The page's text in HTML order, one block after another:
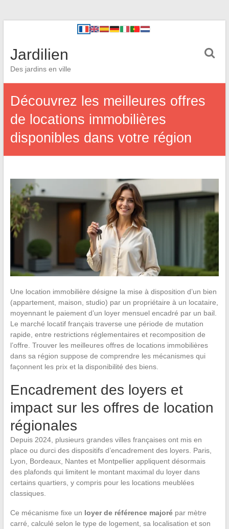
Jardilien
Des jardins en ville
Découvrez les meilleures offres
de locations immobilières
disponibles dans votre région
Une location immobilière désigne la mise à disposition d’un bien
(appartement, maison, studio) par un propriétaire à un locataire,
moyennant le paiement d’un loyer mensuel encadré par un bail.
Le marché locatif français traverse une période de mutation
rapide, entre restrictions réglementaires et recomposition de
l’offre. Trouver les meilleures offres de locations immobilières
dans sa région suppose de comprendre les mécanismes qui
façonnent les prix et la disponibilité des biens.
Encadrement des loyers et
impact sur les offres de location
régionales
Depuis 2024, plusieurs grandes villes françaises ont mis en
place ou durci des dispositifs d’encadrement des loyers. Paris,
Lyon, Bordeaux, Nantes et Montpellier appliquent désormais
des plafonds qui limitent le montant maximal du loyer dans
certains quartiers, y compris pour les locations meublées
classiques.
Ce mécanisme fixe un loyer de référence majorépar mètre
carré, calculé selon le type de logement, sa localisation et son